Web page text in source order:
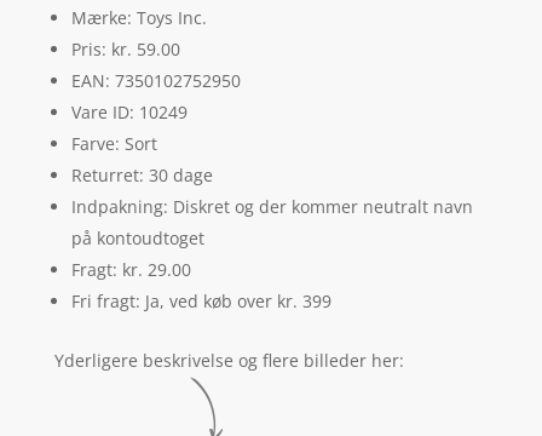
Mærke: Toys Inc.
Pris: kr. 59.00
EAN: 7350102752950
Vare ID: 10249
Farve: Sort
Returret: 30 dage
Indpakning: Diskret og der kommer neutralt navn
på kontoudtoget
Fragt: kr. 29.00
Fri fragt: Ja, ved køb over kr. 399
Yderligere beskrivelse og flere billeder her: